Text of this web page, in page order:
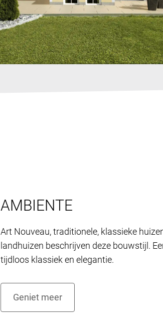
AMBIENTE
Art Nouveau, traditionele, klassieke
landhuizen beschrijven deze bouwstijl.
tijdloos klassiek en elegantie.